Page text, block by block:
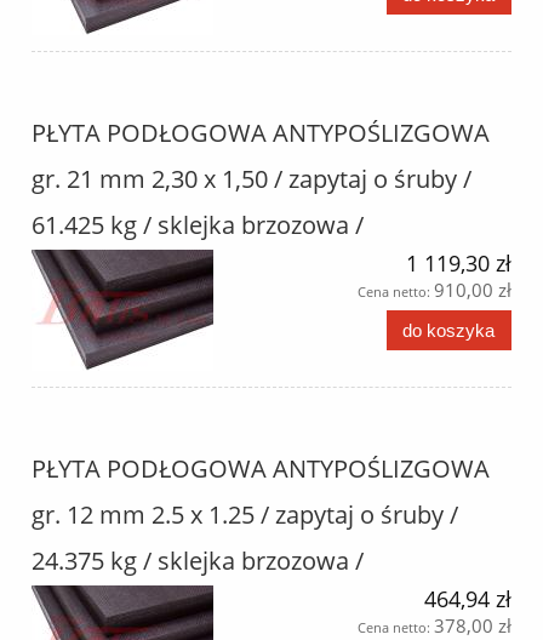
PŁYTA PODŁOGOWA ANTYPOŚLIZGOWA
gr. 21 mm 2,30 x 1,50 / zapytaj o śruby /
61.425 kg / sklejka brzozowa /
1 119,30 zł
Cena netto: 910,00 zł
do koszyka
PŁYTA PODŁOGOWA ANTYPOŚLIZGOWA
gr. 12 mm 2.5 x 1.25 / zapytaj o śruby /
24.375 kg / sklejka brzozowa /
464,94 zł
Cena netto: 378,00 zł